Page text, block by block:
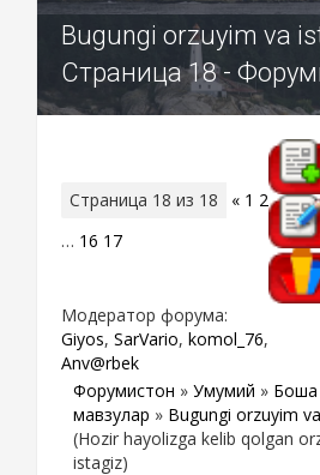
Bugungi orzuyim va
Страница 18 -
Страница 18 из 18 « 1 2
… 16 17
Модератор форума:
Giyos, SarVario, komol_76,
Anv@rbek
Форумистон » Умумий » Бошқа
мавзулар » Bugungi orzuyim
(Hozir hayolizga kelib qolgan
istagiz)